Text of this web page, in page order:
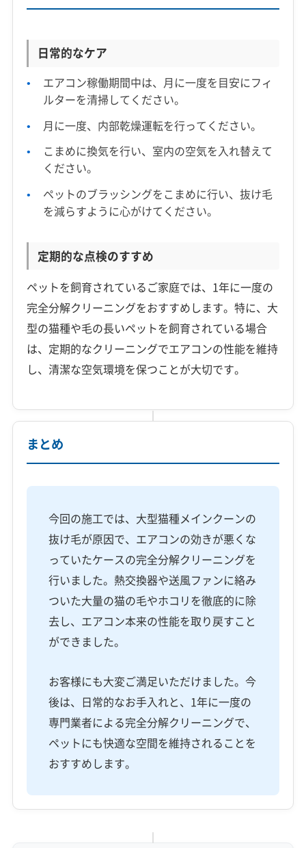
日常的なケア
エアコン稼働期間中は、月に一度を目安にフィ
ルターを清掃してください。
月に一度、内部乾燥運転を行ってください。
こまめに換気を行い、室内の空気を入れ替えて
ください。
ペットのブラッシングをこまめに行い、抜け毛
を減らすように心がけてください。
定期的な点検のすすめ
ペットを飼育されているご家庭では、1年に一度の
完全分解クリーニングをおすすめします。特に、大
型の猫種や毛の長いペットを飼育されている場合
は、定期的なクリーニングでエアコンの性能を維持
し、清潔な空気環境を保つことが大切です。
まとめ
今回の施工では、大型猫種メインクーンの
抜け毛が原因で、エアコンの効きが悪くな
っていたケースの完全分解クリーニングを
行いました。熱交換器や送風ファンに絡み
ついた大量の猫の毛やホコリを徹底的に除
去し、エアコン本来の性能を取り戻すこと
ができました。
お客様にも大変ご満足いただけました。今
後は、日常的なお手入れと、1年に一度の
専門業者による完全分解クリーニングで、
ペットにも快適な空間を維持されることを
おすすめします。